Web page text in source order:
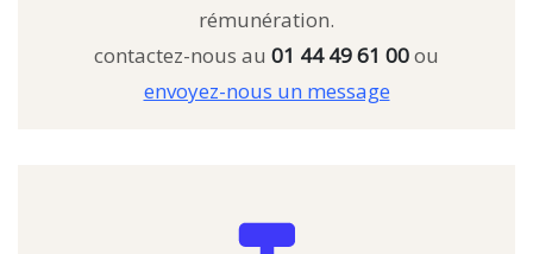
rémunération.
contactez-nous au 01 44 49 61 00ou
envoyez-nous un message